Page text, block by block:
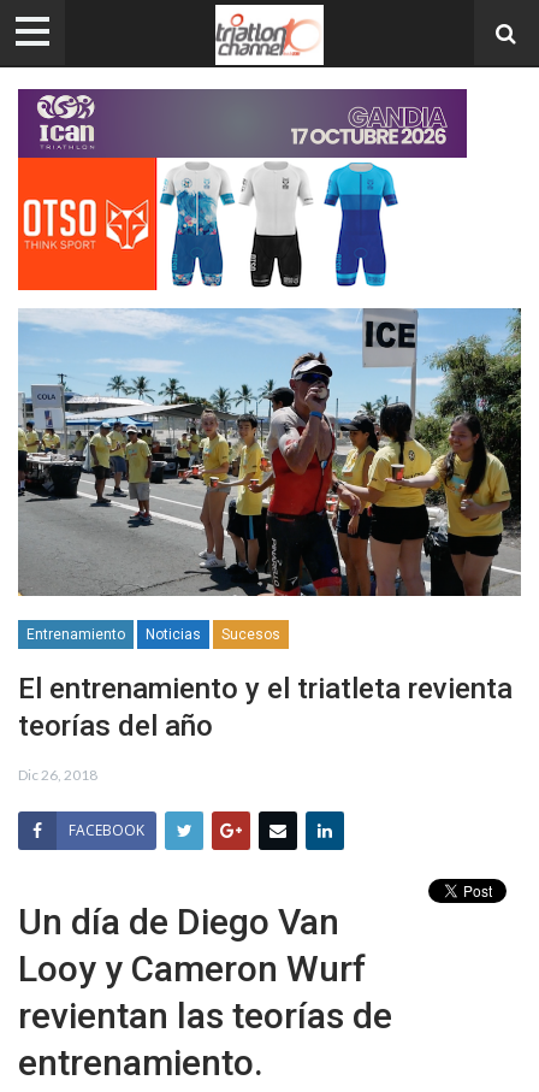
Entrenamiento Noticias Sucesos
El entrenamiento y el triatleta revienta
teorías del año
Dic 26, 2018
FACEBOOK
Un día de Diego Van
Looy y Cameron Wurf
revientan las teorías de
entrenamiento.